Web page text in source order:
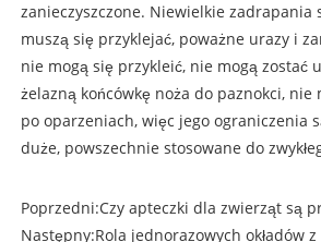
zanieczyszczone. Niewielkie zadrapania
muszą się przyklejać, poważne urazy i
nie mogą się przykleić, nie mogą zostać
żelazną końcówkę noża do paznokci, nie
po oparzeniach, więc jego ograniczenia
duże, powszechnie stosowane do
Poprzedni:Czy apteczki dla zwierząt są
Następny:Rola jednorazowych okładów